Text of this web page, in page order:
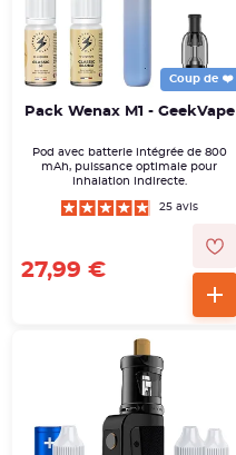
Coup de ❤️
Pack Wenax M1 - GeekVape
Pod avec batterie intégrée de 800
mAh, puissance optimale pour
inhalation indirecte.
25 avis
27,99 €